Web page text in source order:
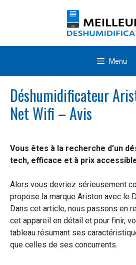
Menu
Déshumidificateur
Net Wifi – Avis
Vous êtes à la recherche d’un
tech, efficace et à prix
Alors vous devriez sérieusement
propose la marque Ariston avec le
Dans cet article, nous passons en
cet appareil en détail et pour finir,
tableau résumant ses
que celles de ses concurrents.